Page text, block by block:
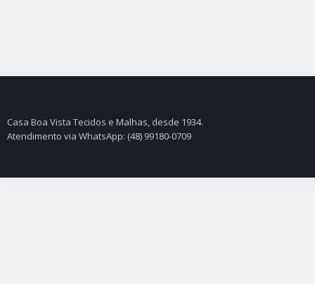
Casa Boa Vista Tecidos e Malhas, desde 1934.
Atendimento via WhatsApp: (48) 99180-0709